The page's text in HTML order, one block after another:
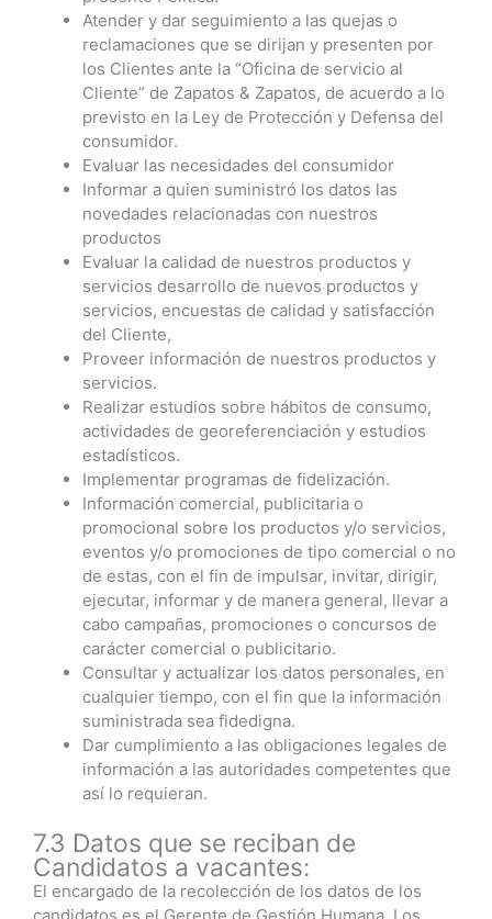
Atender y dar seguimiento a las quejas o
reclamaciones que se dirijan y presenten por
los Clientes ante la “Oficina de servicio al
Cliente” de Zapatos & Zapatos, de acuerdo a lo
previsto en la Ley de Protección y Defensa del
consumidor.
Evaluar las necesidades del consumidor
Informar a quien suministró los datos las
novedades relacionadas con nuestros
productos
Evaluar la calidad de nuestros productos y
servicios desarrollo de nuevos productos y
servicios, encuestas de calidad y satisfacción
del Cliente,
Proveer información de nuestros productos y
servicios.
Realizar estudios sobre hábitos de consumo,
actividades de georeferenciación y estudios
estadísticos.
Implementar programas de fidelización.
Información comercial, publicitaria o
promocional sobre los productos y/o servicios,
eventos y/o promociones de tipo comercial o no
de estas, con el fin de impulsar, invitar, dirigir,
ejecutar, informar y de manera general, llevar a
cabo campañas, promociones o concursos de
carácter comercial o publicitario.
Consultar y actualizar los datos personales, en
cualquier tiempo, con el fin que la información
suministrada sea fidedigna.
Dar cumplimiento a las obligaciones legales de
información a las autoridades competentes que
así lo requieran.
7.3 Datos que se reciban de
Candidatos a vacantes:
El encargado de la recolección de los datos de los